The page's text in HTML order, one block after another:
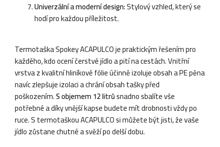
Univerzální a moderní design:Stylový vzhled, který se
hodí pro každou příležitost.
Termotaška Spokey ACAPULCO je praktickým řešením pro
každého, kdo ocení čerstvé jídlo a pití na cestách. Vnitřní
vrstva z kvalitní hliníkové fólie účinně izoluje obsah a PE pěna
navíc zlepšuje izolaci a chrání obsah tašky před
poškozením.S objemem 12 litrůsnadno sbalíte vše
potřebné a díky vnější kapse budete mít drobnosti vždy po
ruce. S termotaškou ACAPULCO si můžete být jisti, že vaše
jídlo zůstane chutné a svěží po delší dobu.